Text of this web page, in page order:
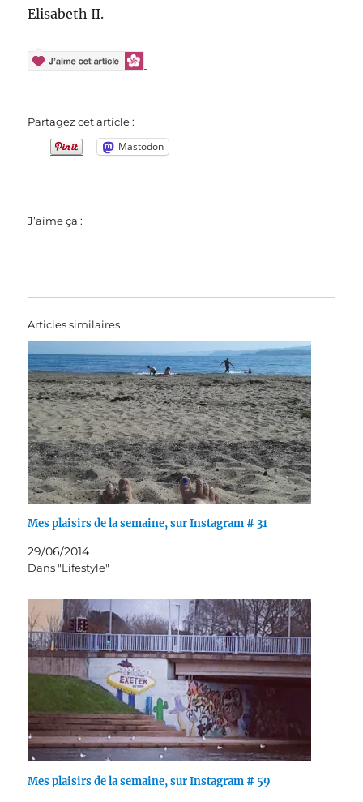
Elisabeth II.
Partagez cet article :
Mastodon
J’aime ça :
Articles similaires
Mes plaisirs de la semaine, sur Instagram # 31
29/06/2014
Dans "Lifestyle"
Mes plaisirs de la semaine, sur Instagram # 59